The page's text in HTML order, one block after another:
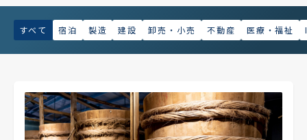
すべて 宿泊 製造 建設 卸売・小売 不動産 医療・福祉